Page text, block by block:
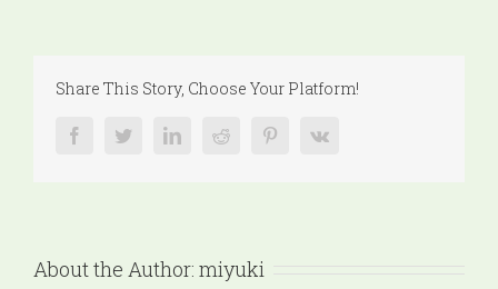
Share This Story, Choose Your Platform!
facebooktwitter linkedinreddit pinterestvk
About the Author: miyuki